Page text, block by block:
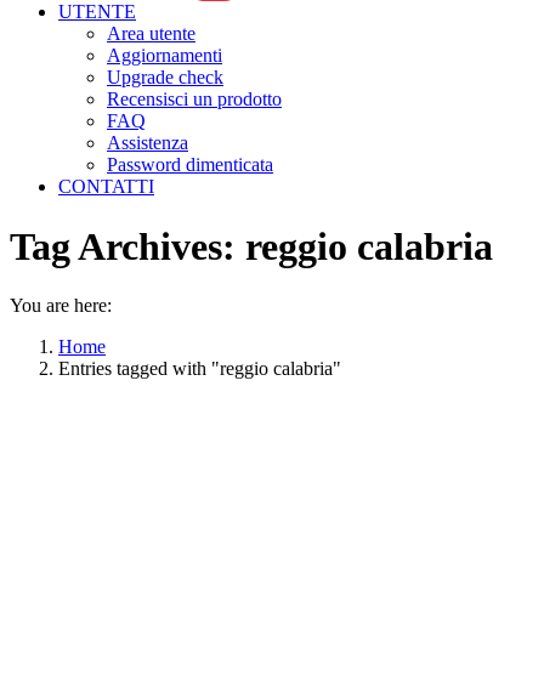
UTENTE
Area utente
Aggiornamenti
Upgrade check
Recensisci un prodotto
FAQ
Assistenza
Password dimenticata
CONTATTI
Tag Archives: reggio calabria
You are here:
Home
Entries tagged with "reggio calabria"